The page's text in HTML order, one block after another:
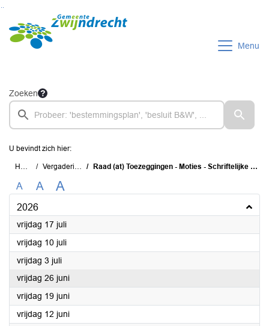
Ga naar de inhoud van deze pagina
Ga naar het zoeken
Ga naar het menu
Menu
Zoeken
U bevindt zich hier:
Home Vergaderingen Raad (at) Toezeggingen - Moties - Schriftelijke Vragen (TMS)
A A A
2026
vrijdag 17 juli2026
vrijdag 10 juli2026
vrijdag 3 juli2026
vrijdag 26 juni2026
vrijdag 19 juni2026
vrijdag 12 juni2026